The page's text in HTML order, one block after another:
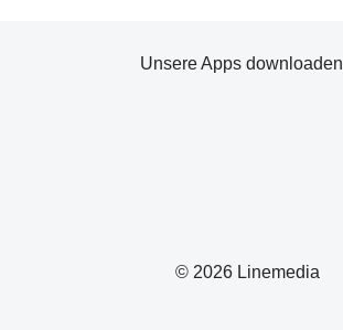
© 2026 Linemedia
Unsere Apps downloaden